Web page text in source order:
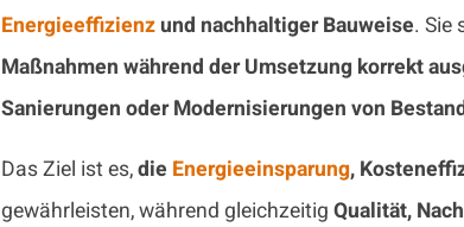
Energieeffizienzund nachhaltiger Bauweise. Sie
Maßnahmen während der Umsetzung korrekt
Sanierungen oder Modernisierungen von
Das Ziel ist es,die Energieeinsparung,
gewährleisten, während gleichzeitig Qualität,